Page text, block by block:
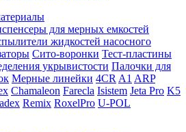
для мерных емкостей
жидкостей насосного
Сито-воронки Тест-пластины
укрывистости Палочки для
Мерные линейки 4CR A1 ARP
Chamaleon Farecla Isistem Jeta Pro K5
Remix RoxelPro U-POL